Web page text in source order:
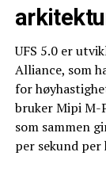
UFS 5.0 er
Alliance, som
for
bruker Mipi M-
som sammen
per sekund per